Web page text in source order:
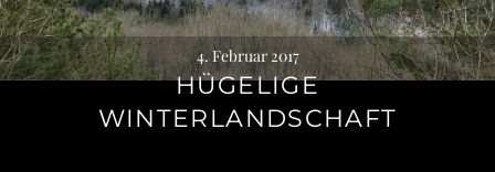
4. Februar 2017
HÜGELIGE
WINTERLANDSCHAFT